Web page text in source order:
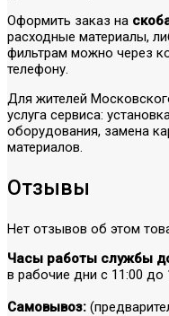
Оформить заказ на
расходные материалы,
фильтрам можно через
телефону.
Для жителей
услуга сервиса:
оборудования, замена
материалов.
Отзывы
Нет отзывов об этом
Часы работы службы
в рабочие дни с 11:00 до
Самовывоз: